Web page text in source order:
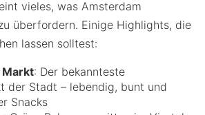
vieles, was Amsterdam
überfordern. Einige Highlights, die
lassen solltest:
: Der bekannteste
der Stadt – lebendig, bunt und
Snacks